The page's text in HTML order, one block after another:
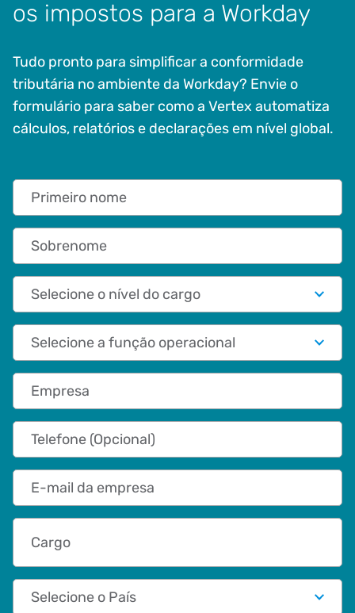
os impostos para a Workday
Tudo pronto para simplificar a conformidade
tributária no ambiente da Workday? Envie o
formulário para saber como a Vertex automatiza
cálculos, relatórios e declarações em nível global.
Primeiro nome
Sobrenome
Nível do cargo
Papel funcional
Empresa
Telefone (Opcional)
E-mail da empresa
País